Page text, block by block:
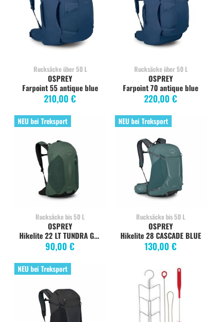
Rucksäcke über 50 L
Farpoint 55 antique blue
210,00 €
OSPREY
Rucksäcke über 50 L
Farpoint 70 antique blue
220,00 €
OSPREY
NEU bei Treksport
Rucksäcke bis 50 L
Hikelite 22 LT TUNDRA GREEN
90,00 €
OSPREY
NEU bei Treksport
Rucksäcke bis 50 L
Hikelite 28 CASCADE BLUE
130,00 €
OSPREY
NEU bei Treksport